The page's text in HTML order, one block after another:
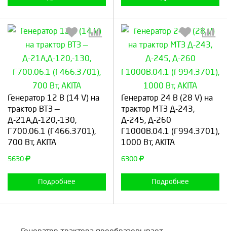
Генератор 12 В (14 V) на
трактор ВТЗ —
Д-21А,Д-120,-130,
Г700.06.1 (Г466.3701),
700 Вт, AKITA
5630
Подробнее
Выберите количество:
Продолжить Отмена
Генератор 24 В (28 V) на
трактор МТЗ Д-243,
Д-245, Д-260
Г1000В.04.1 (Г994.3701),
1000 Вт, AKITA
6300
Подробнее
Выберите количество:
Продолжить Отмена